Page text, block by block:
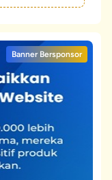
Banner Bersponsor